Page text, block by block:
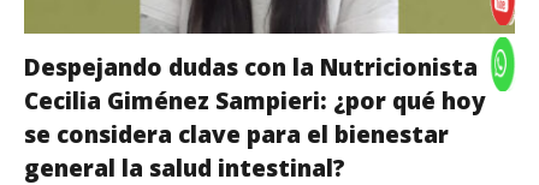
Despejando dudas con la Nutricionista
Cecilia Giménez Sampieri: ¿por qué hoy
se considera clave para el bienestar
general la salud intestinal?